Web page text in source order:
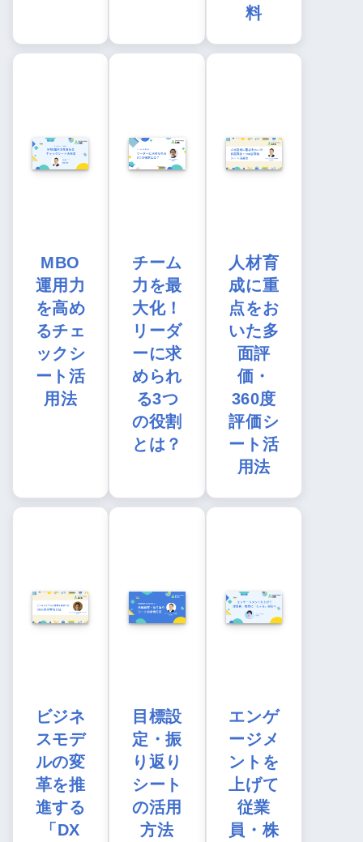
料
MBO
運用力
を高め
るチェ
ックシ
ート活
用法
チーム
力を最
大化！
リーダ
ーに求
められ
る3つ
の役割
とは？
人材育
成に重
点をお
いた多
面評
価・
360度
評価シ
ート活
用法
ビジネ
スモデ
ルの変
革を推
進する
「DX
目標設
定・振
り返り
シート
の活用
方法
エンゲ
ージメ
ントを
上げて
従業
員・株